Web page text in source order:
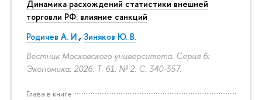
Динамика расхождений статистики внешней
торговли РФ: влияние санкций
Родичев А. И., Зиняков Ю. В.
Вестник Московского университета. Серия 6:
Экономика. 2026. Т. 61. № 2. С. 340-357.
Глава в книге